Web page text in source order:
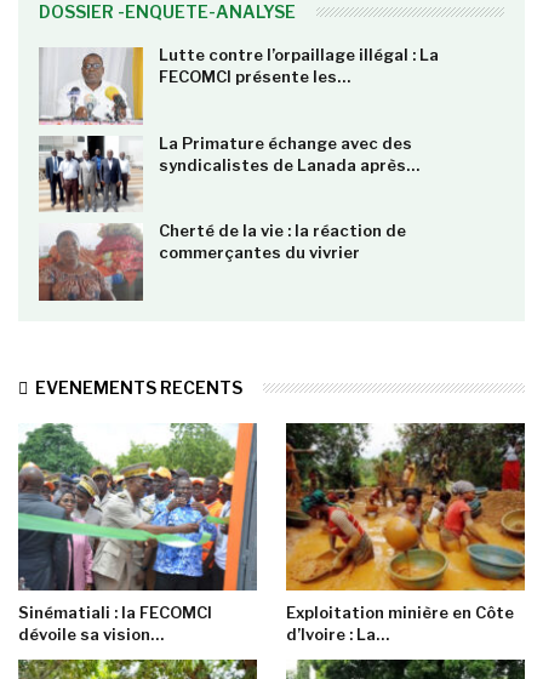
DOSSIER -ENQUETE-ANALYSE
Lutte contre l’orpaillage illégal : La
FECOMCI présente les…
La Primature échange avec des
syndicalistes de Lanada après…
Cherté de la vie : la réaction de
commerçantes du vivrier
EVENEMENTS RECENTS
Sinématiali : la FECOMCI
dévoile sa vision…
Exploitation minière en Côte
d’Ivoire : La…